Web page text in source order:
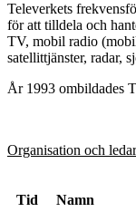
Televerkets
för att tilldela och
TV, mobil radio
satellittjänster, radar,
År 1993 ombildades
Organisation och
Tid
Namn